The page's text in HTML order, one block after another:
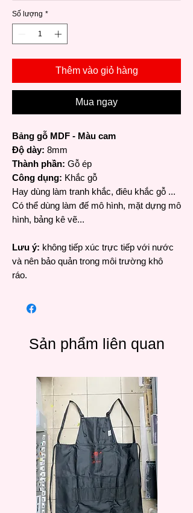
Số lượng *
Thêm vào giỏ hàng
Mua ngay
Bảng gỗ MDF - Màu cam
Độ dày: 8mm
Thành phần: Gỗ ép
Công dụng: Khắc gỗ
Hay dùng làm tranh khắc, điêu khắc gỗ ...
Có thể dùng làm đế mô hình, mặt dựng mô
hình, bảng kê vẽ...
Lưu ý: không tiếp xúc trực tiếp với nước
và nên bảo quản trong môi trường khô
ráo.
Sản phẩm liên quan